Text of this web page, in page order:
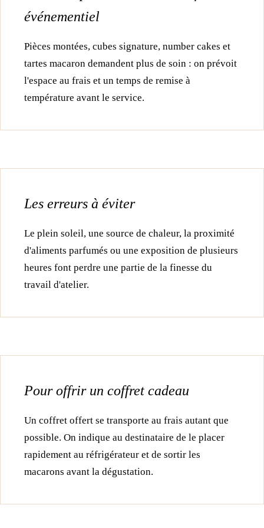
événementiel
Pièces montées, cubes signature, number cakes et
tartes macaron demandent plus de soin : on prévoit
l'espace au frais et un temps de remise à
température avant le service.
Les erreurs à éviter
Le plein soleil, une source de chaleur, la proximité
d'aliments parfumés ou une exposition de plusieurs
heures font perdre une partie de la finesse du
travail d'atelier.
Pour offrir un coffret cadeau
Un coffret offert se transporte au frais autant que
possible. On indique au destinataire de le placer
rapidement au réfrigérateur et de sortir les
macarons avant la dégustation.